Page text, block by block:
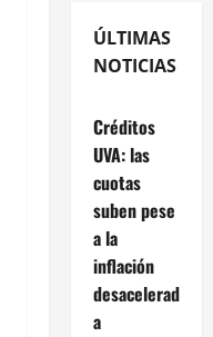
ÚLTIMAS
NOTICIAS
Créditos
UVA: las
cuotas
suben pese
a la
inflación
desacelerad
a